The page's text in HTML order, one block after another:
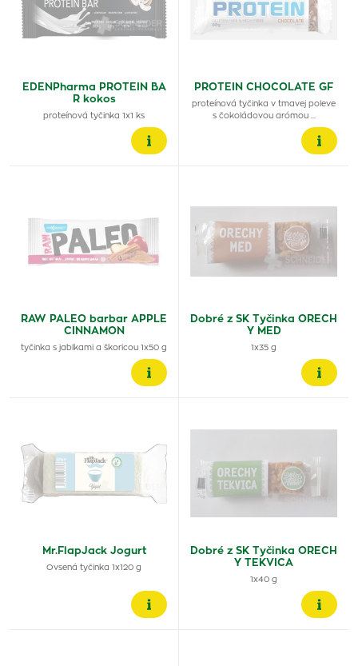
EDENPharma PROTEIN BA
R kokos
proteínová tyčinka 1x1 ks
PROTEIN CHOCOLATE GF
proteínová tyčinka v tmavej poleve
s čokoládovou arómou …
RAW PALEO barbar APPLE
CINNAMON
tyčinka s jablkami a škoricou 1x50 g
Dobré z SK Tyčinka ORECH
Y MED
1x35 g
Mr.FlapJack Jogurt
Ovsená tyčinka 1x120 g
Dobré z SK Tyčinka ORECH
Y TEKVICA
1x40 g